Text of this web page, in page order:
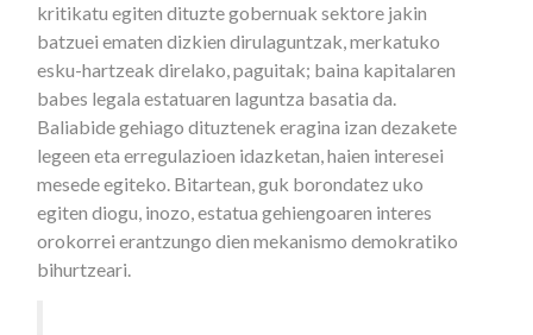
kritikatu egiten dituzte gobernuak sektore jakin
batzuei ematen dizkien dirulaguntzak, merkatuko
esku-hartzeak direlako, paguitak; baina kapitalaren
babes legala estatuaren laguntza basatia da.
Baliabide gehiago dituztenek eragina izan dezakete
legeen eta erregulazioen idazketan, haien interesei
mesede egiteko. Bitartean, guk borondatez uko
egiten diogu, inozo, estatua gehiengoaren interes
orokorrei erantzungo dien mekanismo demokratiko
bihurtzeari.